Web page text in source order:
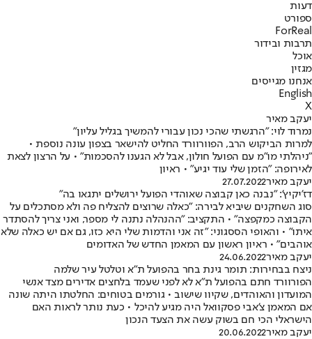
דעות
ספורט
ForReal
תרבות ובידור
אוכל
מגזין
אנחנו מגייסים
English
X
יעקב מאיר
נמרוד לוי: "הרגשתי שהכי נכון עבורי להמשיך בגליל עליון"
למרות הביקוש הרב, הפוורוורד החליט להישאר בצפון עונה נוספת •
"ניהלתי מו"מ עם הפועל חולון, אבל לא הגענו להסכמות" • על הרצון לצאת
לאירופה: "הזמן שלי עוד יגיע" • ראיון
יעקב מאיר27.07.2022
דז'יקיץ': "נבנה כאן קבוצה שאוהדי הפועל ירושלים יתגאו בה"
סוג השחקנים שיביא לבירה: "כאלה שרוצים להצליח פה ולא מסתכלים על
הקבוצה כמקפצה" • התקציב: "ההנהלה נתנה לי מספר, ואני צריך להסתדר
איתו" • והאופי הססגוני: "זה אני והדמות שלי היא כזו, גם אם יש כאלה שלא
אוהבים" • ראיון ראשון עם המאמן החדש של האדומים
יעקב מאיר24.06.2022
ניצח בבחירות: תומר גינת בחר בהפועל ת"א וטלטל עיר שלמה
הפורוורד חתם בהפועל ת"א לא לפני שעמד בלחצים אדירים מצד אנשי
המועדון והאוהדים, שקיוו שישוב • גורמים בטוחים: החלטתו היתה שונה
אם המאמן צ'אבי פסקוואל היה מגיע להיכל • כעת נותר לראות האם
הישראלי הכי חם בשוק עשה את הצעד הנכון
יעקב מאיר20.06.2022